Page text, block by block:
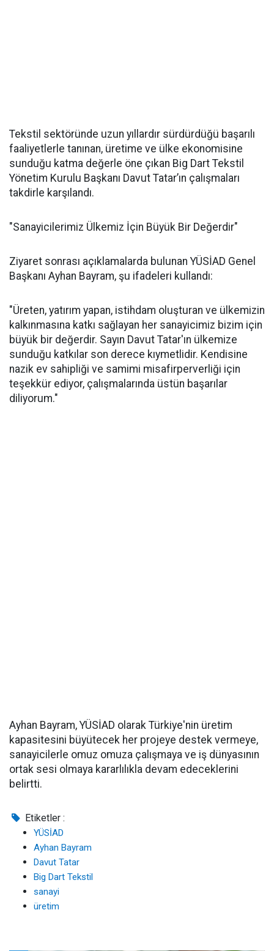
Tekstil sektöründe uzun yıllardır sürdürdüğü başarılı
faaliyetlerle tanınan, üretime ve ülke ekonomisine
sunduğu katma değerle öne çıkan Big Dart Tekstil
Yönetim Kurulu Başkanı Davut Tatar’ın çalışmaları
takdirle karşılandı.
"Sanayicilerimiz Ülkemiz İçin Büyük Bir Değerdir"
Ziyaret sonrası açıklamalarda bulunan YÜSİAD Genel
Başkanı Ayhan Bayram, şu ifadeleri kullandı:
"Üreten, yatırım yapan, istihdam oluşturan ve ülkemizin
kalkınmasına katkı sağlayan her sanayicimiz bizim için
büyük bir değerdir. Sayın Davut Tatar'ın ülkemize
sunduğu katkılar son derece kıymetlidir. Kendisine
nazik ev sahipliği ve samimi misafirperverliği için
teşekkür ediyor, çalışmalarında üstün başarılar
diliyorum."
Ayhan Bayram, YÜSİAD olarak Türkiye'nin üretim
kapasitesini büyütecek her projeye destek vermeye,
sanayicilerle omuz omuza çalışmaya ve iş dünyasının
ortak sesi olmaya kararlılıkla devam edeceklerini
belirtti.
Etiketler :
YÜSİAD
Ayhan Bayram
Davut Tatar
Big Dart Tekstil
sanayi
üretim